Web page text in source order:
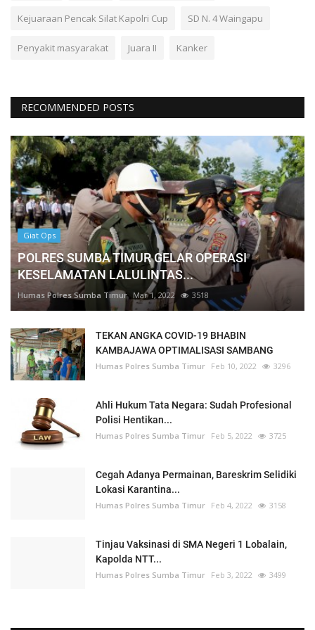
Kejuaraan Pencak Silat Kapolri Cup SD N. 4 Waingapu
Penyakit masyarakat Juara II Kanker
RECOMMENDED POSTS
Giat Ops
POLRES SUMBA TIMUR GELAR OPERASI
KESELAMATAN LALULINTAS...
Humas Polres Sumba Timur Mar 1, 2022 3518
TEKAN ANGKA COVID-19 BHABIN
KAMBAJAWA OPTIMALISASI SAMBANG
Humas Polres Sumba Timur Feb 10, 2022 3296
Ahli Hukum Tata Negara: Sudah Profesional
Polisi Hentikan...
Humas Polres Sumba Timur Feb 5, 2022 3725
Cegah Adanya Permainan, Bareskrim Selidiki
Lokasi Karantina...
Humas Polres Sumba Timur Feb 4, 2022 3158
Tinjau Vaksinasi di SMA Negeri 1 Lobalain,
Kapolda NTT...
Humas Polres Sumba Timur Feb 3, 2022 3499